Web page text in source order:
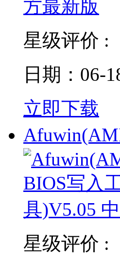
星级评价 :
日期：06-
立即下载
星级评价 :